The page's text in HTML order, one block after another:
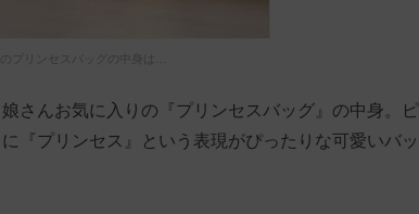
さんお気に入りの『プリンセスバッグ』の中身。
『プリンセス』という表現がぴったりな可愛いバッ